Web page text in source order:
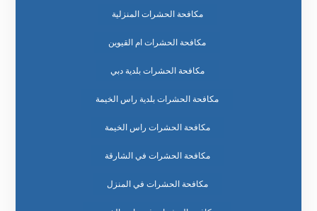
مكافحة الحشرات المنزلية
مكافحة الحشرات ام القيوين
مكافحة الحشرات بلدية دبي
مكافحة الحشرات بلدية راس الخيمة
مكافحة الحشرات راس الخيمة
مكافحة الحشرات في الشارقة
مكافحة الحشرات في المنزل